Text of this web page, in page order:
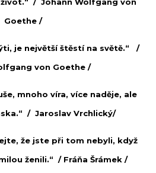
Goethe/
je největší štěstí na světě.“ /
von Goethe /
mnoho víra, více naděje, ale
/Jaroslav Vrchlický/
že jste při tom nebyli, když
ženili.“ / Fráňa Šrámek /